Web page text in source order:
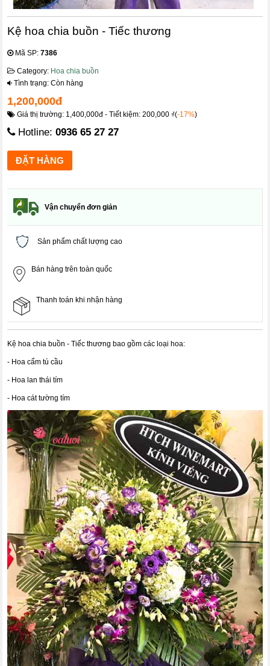
Kệ hoa chia buồn - Tiếc thương
Mã SP:7386
Category: Hoa chia buồn
Tình trạng: Còn hàng
1,200,000đ
Giá thị trường: 1,400,000đ - Tiết kiệm: 200,000 ₫(-17%)
Hotline:0936 65 27 27
Vận chuyển đơn giản
Sản phẩm chất lượng cao
Bán hàng trên toàn quốc
Thanh toán khi nhận hàng
Kệ hoa chia buồn - Tiếc thương bao gồm các loại hoa:
- Hoa cẩm tú cầu
- Hoa lan thái tím
- Hoa cát tường tím